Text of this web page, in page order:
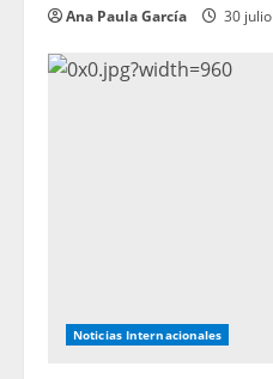
Ana Paula García 30
Noticias Internacionales